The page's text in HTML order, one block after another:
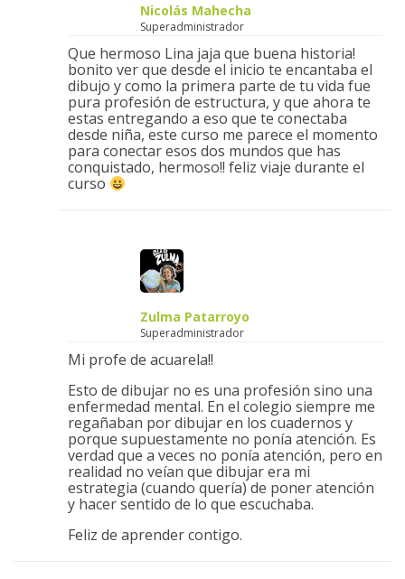
Nicolás Mahecha
Superadministrador
Que hermoso Lina jaja que buena historia!
bonito ver que desde el inicio te encantaba el
dibujo y como la primera parte de tu vida fue
pura profesión de estructura, y que ahora te
estas entregando a eso que te conectaba
desde niña, este curso me parece el momento
para conectar esos dos mundos que has
conquistado, hermoso!! feliz viaje durante el
curso
Zulma Patarroyo
Superadministrador
Mi profe de acuarela!!
Esto de dibujar no es una profesión sino una
enfermedad mental. En el colegio siempre me
regañaban por dibujar en los cuadernos y
porque supuestamente no ponía atención. Es
verdad que a veces no ponía atención, pero en
realidad no veían que dibujar era mi
estrategia (cuando quería) de poner atención
y hacer sentido de lo que escuchaba.
Feliz de aprender contigo.